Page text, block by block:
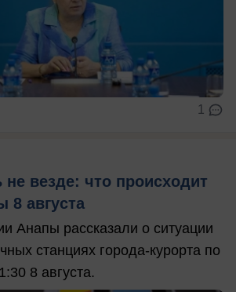
1
не везде: что происходит
8 августа
Анапы рассказали о ситуации
станциях города-курорта по
8 августа.